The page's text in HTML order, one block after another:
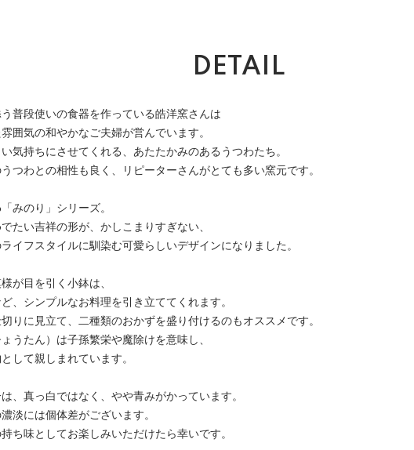
DETAIL
普段使いの食器を作っている皓洋窯さんは
囲気の和やかなご夫婦が営んでいます。
気持ちにさせてくれる、あたたかみのあるうつわたち。
つわとの相性も良く、リピーターさんがとても多い窯元です。
みのり」シリーズ。
たい吉祥の形が、かしこまりすぎない、
イフスタイルに馴染む可愛らしいデザインになりました。
が目を引く小鉢は、
、シンプルなお料理を引き立ててくれます。
りに見立て、二種類のおかずを盛り付けるのもオススメです。
うたん）は子孫繁栄や魔除けを意味し、
して親しまれています。
、真っ白ではなく、やや青みがかっています。
淡には個体差がございます。
ち味としてお楽しみいただけたら幸いです。